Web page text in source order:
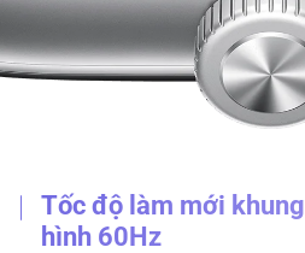
Tốc độ làm mới khung
hình 60Hz